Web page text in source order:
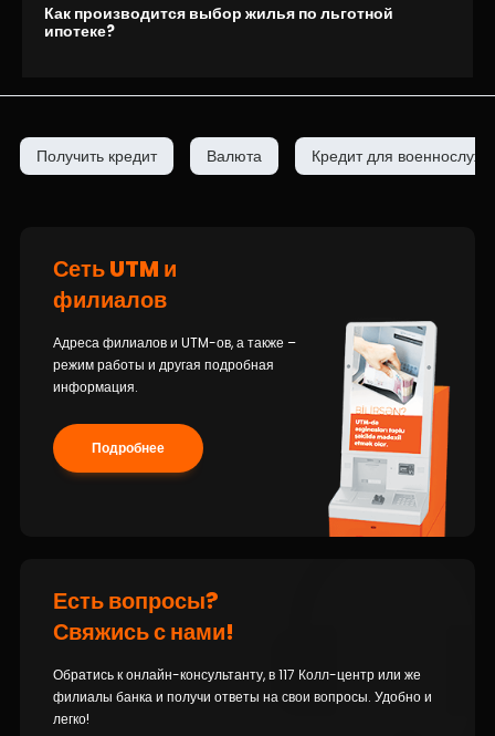
Как производится выбор жилья по льготной
ипотеке?
Получить кредит Валюта Кредит для
Сеть UTM и
филиалов
Адреса филиалов и UTM-ов, а также –
режим работы и другая подробная
информация.
Подробнее
Есть вопросы?
Свяжись с нами!
Обратись к онлайн-консультанту, в 117 Колл-центр или же
филиалы банка и получи ответы на свои вопросы. Удобно и
легко!